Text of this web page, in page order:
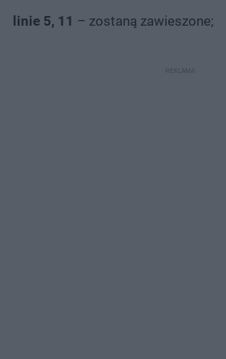
linie 5, 11 – zostaną zawieszone;